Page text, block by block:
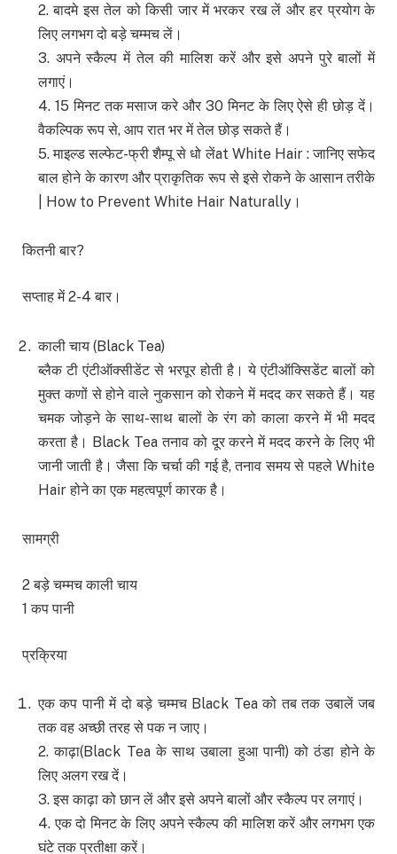
2. बादमे इस तेल को किसी जार में भरकर रख लें और हर प्रयोग के
लिए लगभग दो बड़े चम्मच लें।
3. अपने स्कैल्प में तेल की मालिश करें और इसे अपने पुरे बालों में
लगाएं।
4. 15 मिनट तक मसाज करे और 30 मिनट के लिए ऐसे ही छोड़ दें।
वैकल्पिक रूप से, आप रात भर में तेल छोड़ सकते हैं।
5. माइल्ड सल्फेट-फ्री शैम्पू से धो लेंat White Hair : जानिए सफेद
बाल होने के कारण और प्राकृतिक रूप से इसे रोकने के आसान तरीके
| How to Prevent White Hair Naturally।
कितनी बार?
सप्ताह में 2-4 बार।
काली चाय (Black Tea)
ब्लैक टी एंटीऑक्सीडेंट से भरपूर होती है। ये एंटीऑक्सिडेंट बालों को
मुक्त कणों से होने वाले नुकसान को रोकने में मदद कर सकते हैं। यह
चमक जोड़ने के साथ-साथ बालों के रंग को काला करने में भी मदद
करता है। Black Tea तनाव को दूर करने में मदद करने के लिए भी
जानी जाती है। जैसा कि चर्चा की गई है, तनाव समय से पहले White
Hair होने का एक महत्वपूर्ण कारक है।
सामग्री
2 बड़े चम्मच काली चाय
1 कप पानी
प्रक्रिया
एक कप पानी में दो बड़े चम्मच Black Tea को तब तक उबालें जब
तक वह अच्छी तरह से पक न जाए।
2. काढ़ा(Black Tea के साथ उबाला हुआ पानी) को ठंडा होने के
लिए अलग रख दें।
3. इस काढ़ा को छान लें और इसे अपने बालों और स्कैल्प पर लगाएं।
4. एक दो मिनट के लिए अपने स्कैल्प की मालिश करें और लगभग एक
घंटे तक प्रतीक्षा करें।